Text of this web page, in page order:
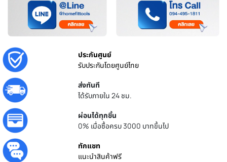
ประกันศูนย์
รับประกันโดยศูนย์ไทย
ส่งทันที
ได้รับภายใน 24 ชม.
ผ่อนได้ทุกชิ้น
0% เมื่อซื้อครบ 3000 บาทขึ้นไป
ทักแชท
แนะนำสินค้าฟรี